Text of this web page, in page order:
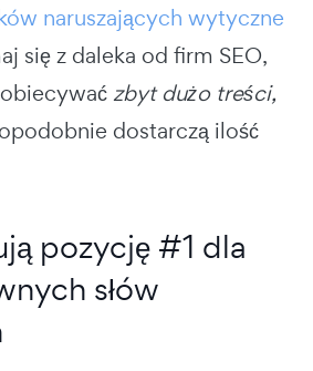
naruszających wytyczne
się z daleka od firm SEO,
zbyt dużo treści,
dostarczą ilość
pozycję #1 dla
słów